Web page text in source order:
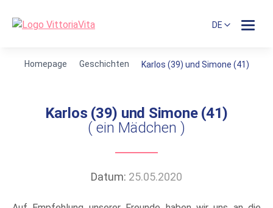
DE
Homepage Geschichten Karlos (39) und Simone (41)
Karlos (39) und Simone (41)
( ein Mädchen )
Datum: 25.05.2020